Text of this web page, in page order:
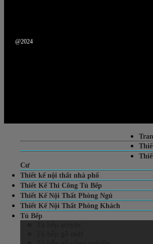
@2024
Cư
Thiết kế nội thất nhà phố
Thiết Kế Thi Công Tủ Bếp
Thiết Kế Nội Thất Phòng Ngủ
Thiết Kế Nội Thất Phòng Khách
Tủ Bếp